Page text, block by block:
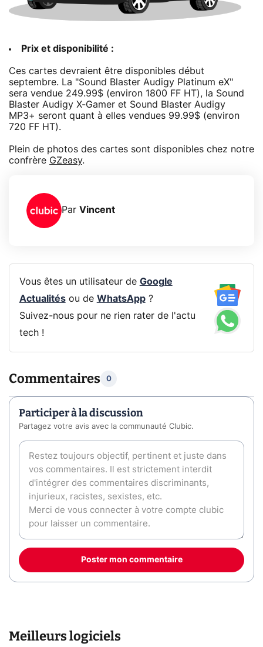
Prix et disponibilité :
Ces cartes devraient être disponibles début
septembre. La "Sound Blaster Audigy Platinum eX"
sera vendue 249.99$ (environ 1800 FF HT), la Sound
Blaster Audigy X-Gamer et Sound Blaster Audigy
MP3+ seront quant à elles vendues 99.99$ (environ
720 FF HT).
Plein de photos des cartes sont disponibles chez notre
confrère GZeasy.
Par Vincent
Vous êtes un utilisateur de Google
Actualitésou de WhatsApp?
Suivez-nous pour ne rien rater de l'actu
tech !
Commentaires 0
Participer à la discussion
Partagez votre avis avec la communauté Clubic.
Poster mon commentaire
Meilleurs logiciels